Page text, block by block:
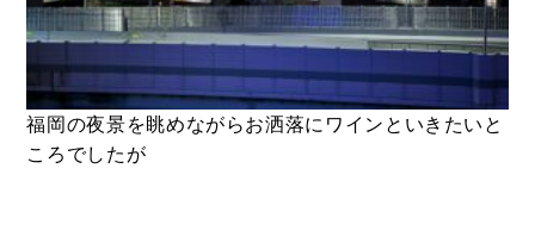
福岡の夜景を眺めながらお洒落にワインといきたいと
ころでしたが